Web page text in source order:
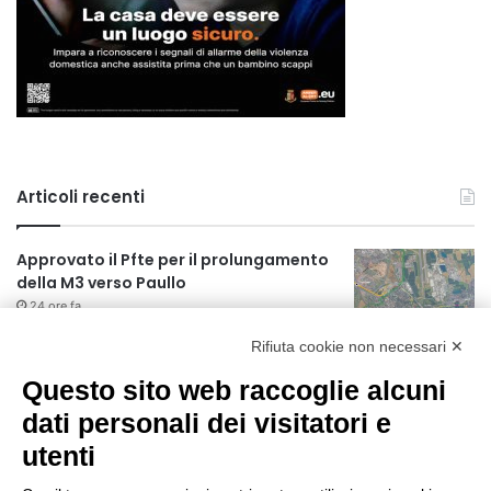
Articoli recenti
Approvato il Pfte per il prolungamento
della M3 verso Paullo
24 ore fa
75 anni di INFN. La comunità, la storia, il
futuro della ricerca in fisica
fondamentale in Italia
24 ore fa
Milano Aiuta Estate, 1600 prestazioni di
assistenza attivate
Rifiuta cookie non necessari ✕
Questo sito web raccoglie alcuni
dati personali dei visitatori e
utenti